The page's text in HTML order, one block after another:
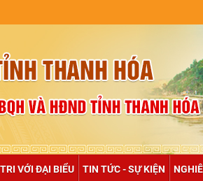
VỚI ĐẠI BIỂU TIN TỨC - SỰ KIỆN